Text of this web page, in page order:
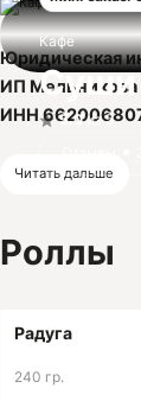
Кафе
Суши
5.0из 5
Юридическая
ИП Мельникова
ИНН
Читать дальше
Роллы
Радуга
240 гр.